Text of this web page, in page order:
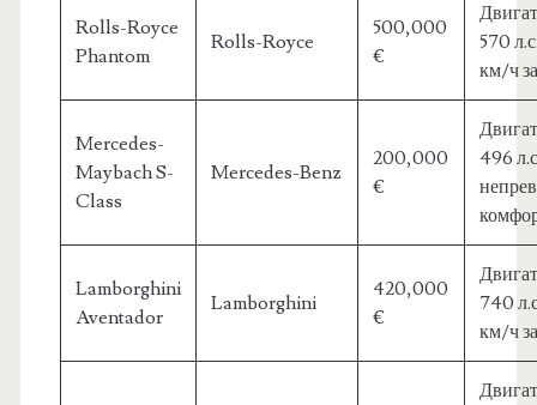
Rolls-Royce
Phantom
Rolls-Royce
500,000
€
570
км/ч
Mercedes-
Maybach S-
Class
Mercedes-Benz
200,000
€
496
Lamborghini
Aventador
Lamborghini
420,000
€
740
км/ч